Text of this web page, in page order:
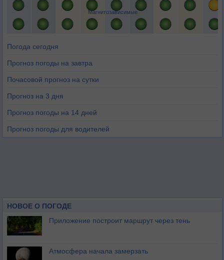
Магнитозависимые
Погода сегодня
Прогноз погоды на завтра
Почасовой прогноз на сутки
Прогноз на 3 дня
Прогноз погоды на 14 дней
Прогноз погоды для водителей
НОВОЕ О ПОГОДЕ
Приложение построит маршрут через тень
Атмосфера начала замерзать